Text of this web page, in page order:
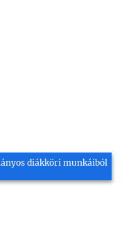
diákköri munkáiból